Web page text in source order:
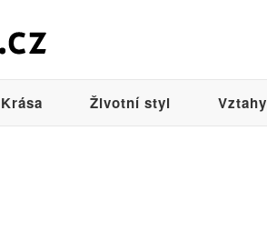
Krása Životní styl Vztahy